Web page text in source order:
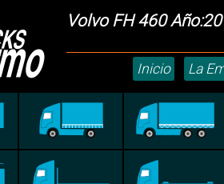
Volvo FH 460
Inicio La